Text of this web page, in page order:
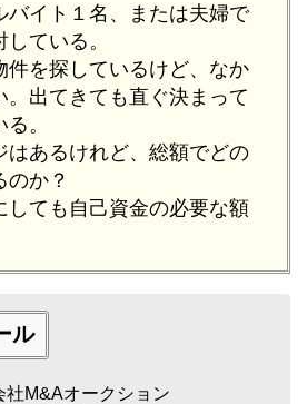
イト１名、または夫婦で
ている。
を探しているけど、なか
。出てきても直ぐ決まって
。
あるけれど、総額でどの
のか？
しても自己資金の必要な額
ル
社M&Aオークション